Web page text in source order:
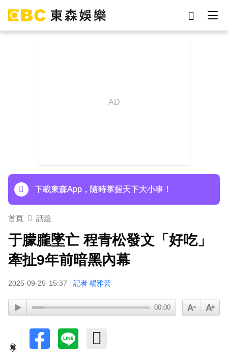
下載東森App，隨時掌握天下大小事！
首頁 話題
于朦朧墜亡 程青松發文「好吃」
牽扯9年前暗黑內幕
2025-09-25 15:37 記者 楊雅芸
00:00